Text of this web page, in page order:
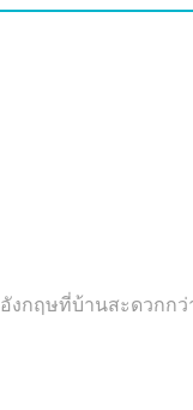
งกฤษที่บ้านสะดวกก